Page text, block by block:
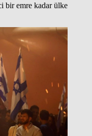
bir emre kadar ülke